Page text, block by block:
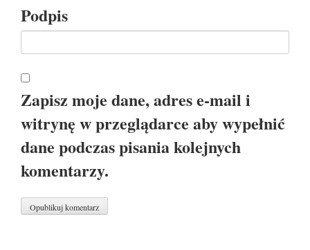
Podpis
Zapisz moje dane, adres e-mail i
witrynę w przeglądarce aby wypełnić
dane podczas pisania kolejnych
komentarzy.